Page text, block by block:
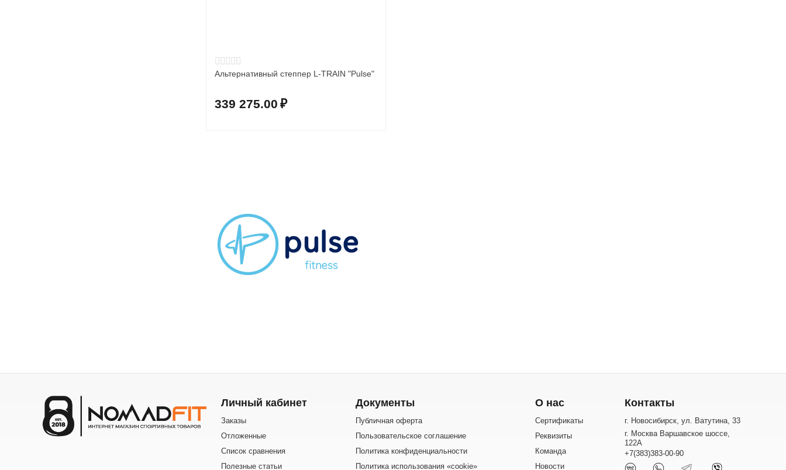
Альтернативный степпер L-TRAIN "Pulse"
339 275.00 ₽
Личный кабинет
Заказы
Отложенные
Список сравнения
Полезные статьи
Документы
Публичная оферта
Пользовательское соглашение
Политика конфиденциальности
Политика использования «cookie»
О нас
Сертификаты
Реквизиты
Команда
Новости
Контакты
г. Новосибирск, ул. Ватутина, 33
г. Москва Варшавское шоссе,
122А
+7(383)383-00-90